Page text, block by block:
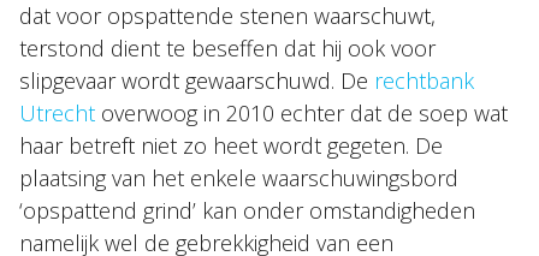
dat voor opspattende stenen waarschuwt,
terstond dient te beseffen dat hij ook voor
slipgevaar wordt gewaarschuwd. De rechtbank
Utrecht overwoog in 2010 echter dat de soep wat
haar betreft niet zo heet wordt gegeten. De
plaatsing van het enkele waarschuwingsbord
‘opspattend grind’ kan onder omstandigheden
namelijk wel de gebrekkigheid van een